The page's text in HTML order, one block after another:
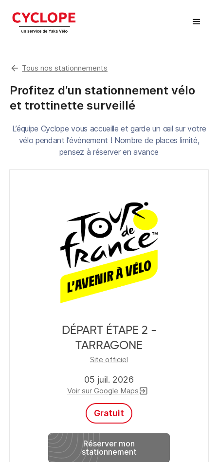
arrow_back Tous nos stationnements
Profitez d’un stationnement vélo
et trottinette surveillé
L’équipe Cyclope vous accueille et garde un œil sur votre
vélo pendant l’évènement ! Nombre de places limité,
pensez à réserver en avance
DÉPART ÉTAPE 2 -
TARRAGONE
Site officiel
05 juil. 2026
Voir sur Google Mapsexit_to_app
Gratuit
Réserver mon
stationnement